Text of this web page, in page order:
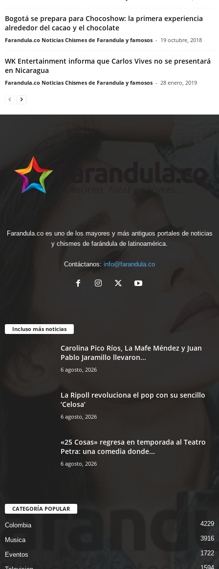
Bogotá se prepara para Chocoshow: la primera experiencia
alrededor del cacao y el chocolate
Farandula.co Noticias Chismes de Farandula y famosos - 19 octubre, 2018
WK Entertainment informa que Carlos Vives no se presentará
en Nicaragua
Farandula.co Noticias Chismes de Farandula y famosos - 28 enero, 2019
Farandula.co es uno de los mayores y más antiguos portales de noticias
y chismes de farándula de latinoamérica.
Contáctanos: info@farandula.co
Incluso más noticias
Carolina Pico Ríos, La Mafe Méndez y Juan
Pablo Jaramillo llevaron...
6 agosto, 2026
La Ripoll revoluciona el pop con su sencillo
‘Celosa’
6 agosto, 2026
«25 Cosas» regresa en temporada al Teatro
Petra: una comedia donde...
6 agosto, 2026
CATEGORÍA POPULAR
Colombia 4229
Musica 3916
Eventos 1722